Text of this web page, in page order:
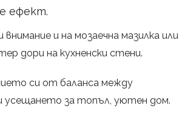
ефект.
и на мозаечна мазилка или
дори на кухненски стени.
си от баланса между
усещането за топъл, уютен дом.